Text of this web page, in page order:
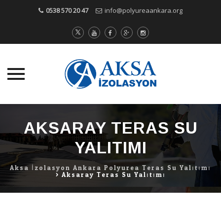
0538 570 20 47 info@polyureaankara.org
contentAKSARAY TERAS SU
YALITIMI
Aksa İzolasyon Ankara Polyurea Teras Su Yalıtımı
> Aksaray Teras Su Yalıtımı